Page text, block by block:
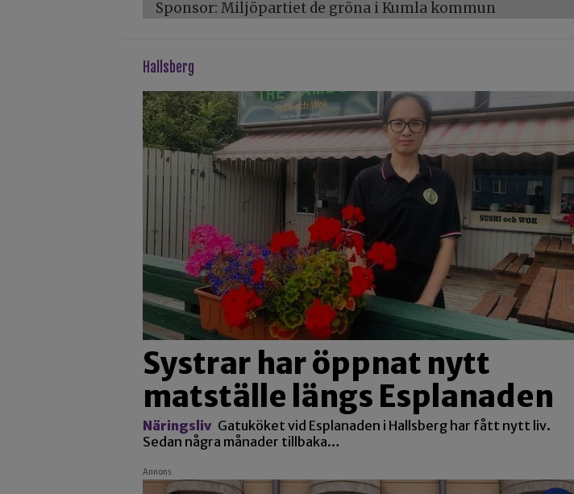
Sponsor: Miljöpartiet de gröna i Kumla kommun
hallsberg
Systrar har öppnat nytt
matställe längs Esplanaden
Näringsliv Gatuköket vid Esplanaden i Hallsberg har fått nytt liv.
Sedan några månader tillbaka…
Annons